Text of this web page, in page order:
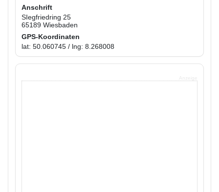
Anschrift
SIegfriedring 25
65189 Wiesbaden
GPS-Koordinaten
lat: 50.060745 / lng: 8.268008